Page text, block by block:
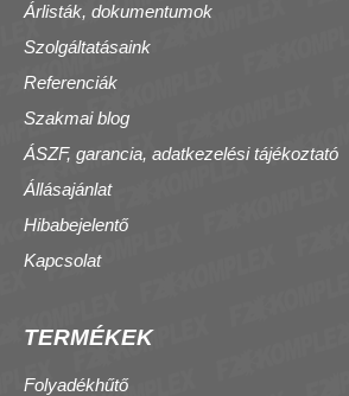
Árlisták, dokumentumok
Szolgáltatásaink
Referenciák
Szakmai blog
ÁSZF, garancia, adatkezelési tájékoztató
Állásajánlat
Hibabejelentő
Kapcsolat
TERMÉKEK
Folyadékhűtő